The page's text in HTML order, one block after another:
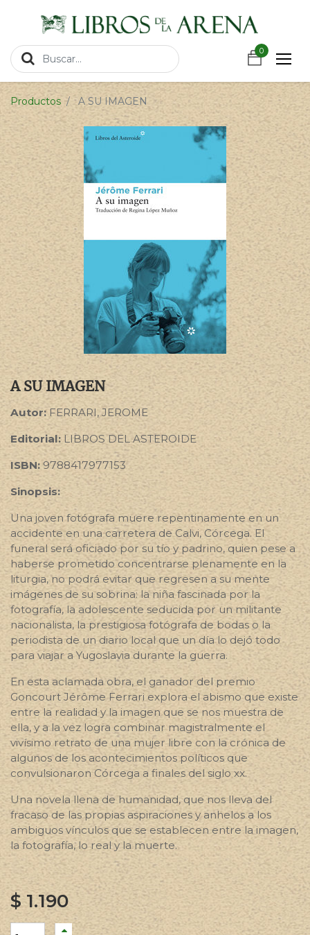
0
0
Productos A SU IMAGEN
A SU IMAGEN
Autor: FERRARI, JEROME
Editorial: LIBROS DEL ASTEROIDE
ISBN:9788417977153
Sinopsis:
Una joven fotógrafa muere repentinamente en un
accidente en una carretera de Calvi, Córcega. El
funeral será oficiado por su tío y padrino, quien pese a
haberse prometido concentrarse plenamente en la
liturgia, no podrá evitar que regresen a su mente
imágenes de su sobrina: la niña fascinada por la
fotografía, la adolescente seducida por un militante
nacionalista, la prestigiosa fotógrafa de bodas o la
periodista de un diario local que un día lo dejó todo
para viajar a Yugoslavia durante la guerra.
En esta aclamada obra, el ganador del premio
Goncourt Jérôme Ferrari explora el abismo que existe
entre la realidad y la imagen que se nos muestra de
ella, y a la vez logra combinar magistralmente el
vivísimo retrato de una mujer libre con la crónica de
algunos de los acontecimientos políticos que
convulsionaron Córcega a finales del siglo xx.
Una novela llena de humanidad, que nos lleva del
fracaso de las propias aspiraciones y anhelos a los
ambiguos vínculos que se establecen entre la imagen,
la fotografía, lo real y la muerte.
$1.190